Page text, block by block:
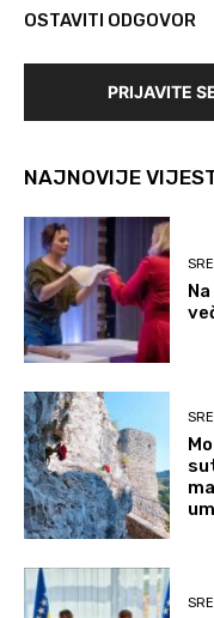
OSTAVITI ODGOVOR
PRIJAVITE
NAJNOVIJE